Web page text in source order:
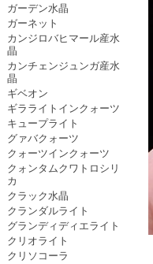
ガーデン水晶
ガーネット
カンジロバヒマール産水
晶
カンチェンジュンガ産水
晶
ギベオン
ギラライトインクォーツ
キュープライト
グァバクォーツ
クォーツインクォーツ
クォンタムクワトロシリ
カ
クラック水晶
クランダルライト
グランディディエライト
クリオライト
クリソコーラ